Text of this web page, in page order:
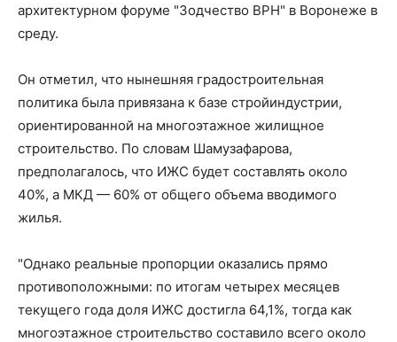
архитектурном форуме "Зодчество ВРН" в Воронеже в
среду.
Он отметил, что нынешняя градостроительная
политика была привязана к базе стройиндустрии,
ориентированной на многоэтажное жилищное
строительство. По словам Шамузафарова,
предполагалось, что ИЖС будет составлять около
40%, а МКД — 60% от общего объема вводимого
жилья.
"Однако реальные пропорции оказались прямо
противоположными: по итогам четырех месяцев
текущего года доля ИЖС достигла 64,1%, тогда как
многоэтажное строительство составило всего около